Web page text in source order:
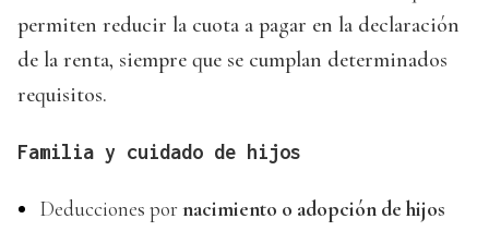
permiten reducir la cuota a pagar en la declaración
de la renta, siempre que se cumplan determinados
requisitos.
Familia y cuidado de hijos
Deducciones pornacimiento o adopción de hijos